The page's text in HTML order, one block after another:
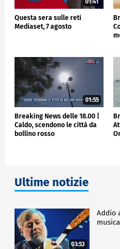
01:41
Questa sera sulle reti
Mediaset, 7 agosto
01:55
Breaking News delle 18.00 |
Caldo, scendono le città da
bollino rosso
Ultime notizie
03:53
Addio
musica